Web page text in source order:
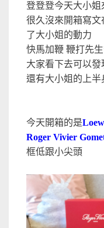
登登登今天大小姐
很久沒來開箱寫文
了大小姐的動力
快馬加鞭 鞭打先
大家看下去可以
還有大小姐的上
今天開箱的是
Roger Vivier
框低跟小尖頭